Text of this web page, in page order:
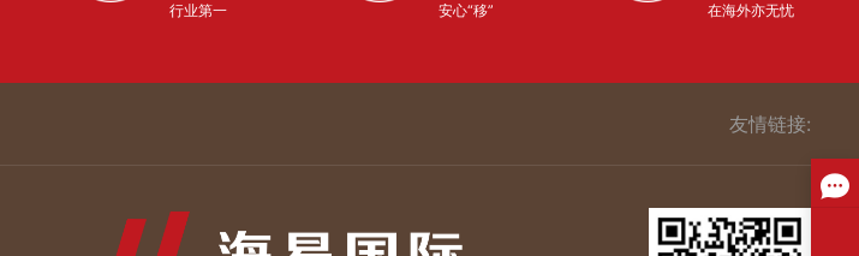
行业第一
安心“移”
在海外亦无忧
友情链接: